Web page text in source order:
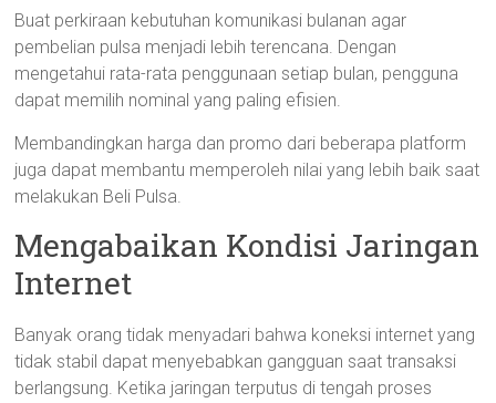
Buat perkiraan kebutuhan komunikasi bulanan agar
pembelian pulsa menjadi lebih terencana. Dengan
mengetahui rata-rata penggunaan setiap bulan, pengguna
dapat memilih nominal yang paling efisien.
Membandingkan harga dan promo dari beberapa platform
juga dapat membantu memperoleh nilai yang lebih baik saat
melakukan Beli Pulsa.
Mengabaikan Kondisi Jaringan
Internet
Banyak orang tidak menyadari bahwa koneksi internet yang
tidak stabil dapat menyebabkan gangguan saat transaksi
berlangsung. Ketika jaringan terputus di tengah proses